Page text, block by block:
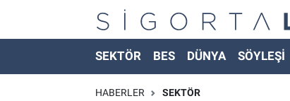
SEKTÖR BES DÜNYA SÖYLEŞİ
HABERLER SEKTÖR
Nöbetçi Eczaneler
Hava Durumu